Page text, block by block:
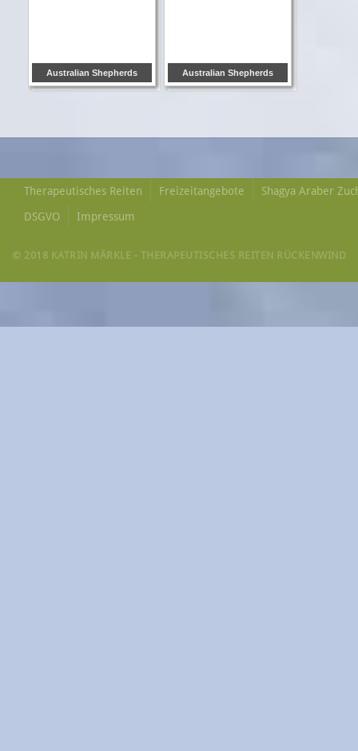
Australian Shepherds Australian Shepherds
Therapeutisches Reiten Freizeitangebote
Shagya Araber
DSGVO
Impressum
© 2018 KATRIN MÄRKLE - THERAPEUTISCHES REITEN RÜCKENWIND